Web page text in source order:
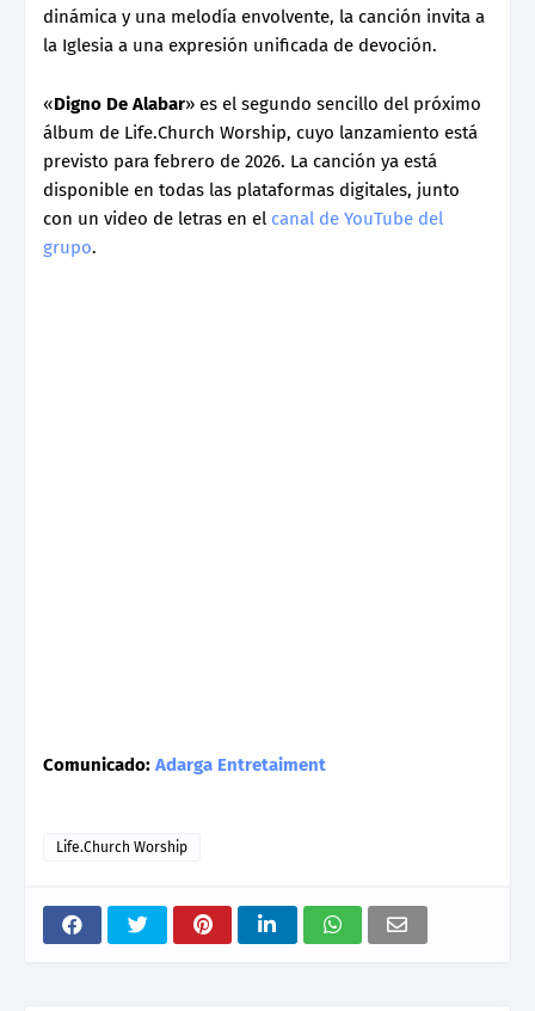
dinámica y una melodía envolvente, la canción invita a
la Iglesia a una expresión unificada de devoción.
«Digno De Alabar» es el segundo sencillo del próximo
álbum de Life.Church Worship, cuyo lanzamiento está
previsto para febrero de 2026. La canción ya está
disponible en todas las plataformas digitales, junto
con un video de letras en el canal de YouTube del
grupo.
Comunicado: Adarga Entretaiment
Life.Church Worship